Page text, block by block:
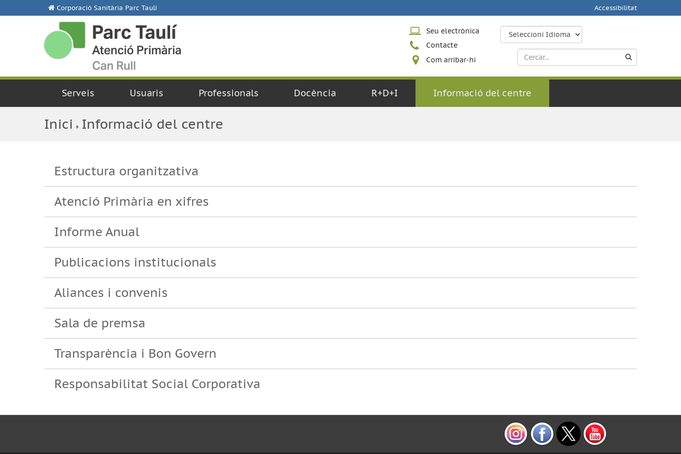
Corporació Sanitària Parc Taulí Accessibilitat
Seu electrònica
Contacte
Com arribar-hi
Serveis Usuaris Professionals Docència R+D+I Informació del centre
Inici Informació del centre
Estructura organitzativa
Atenció Primària en xifres
Informe Anual
Publicacions institucionals
Aliances i convenis
Sala de premsa
Transparència i Bon Govern
Responsabilitat Social Corporativa